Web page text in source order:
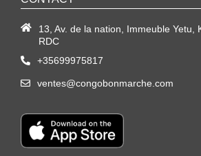
13, Av. de la nation, Immeuble Yetu,
RDC
+35699975817
ventes@congobonmarche.com